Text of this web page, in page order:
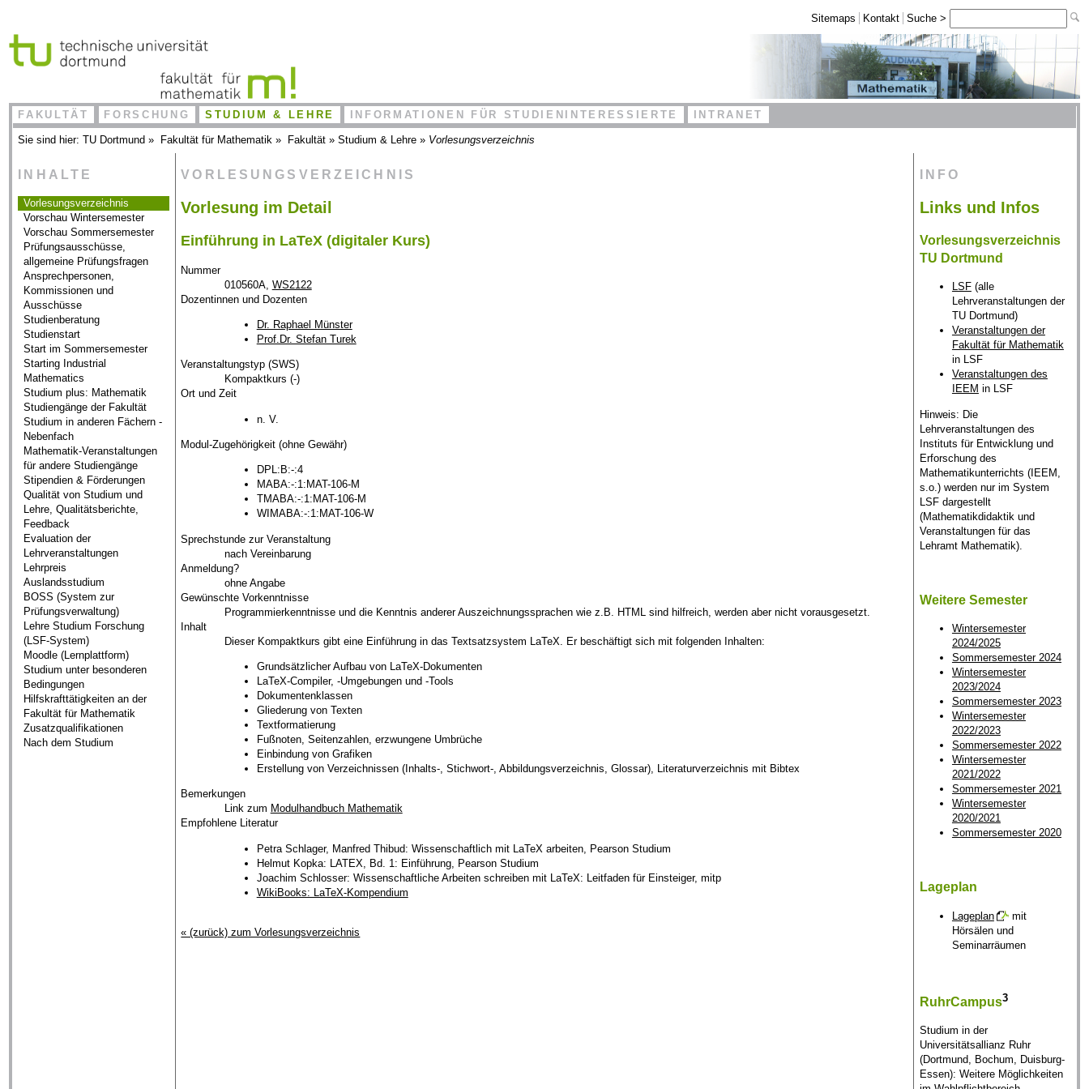
Sitemaps Kontakt Suche >
FAKULTÄT FORSCHUNG STUDIUM & LEHRE INFORMATIONEN FÜR STUDIENINTERESSIERTE INTRANET
Sie sind hier:TU Dortmund » Fakultät für Mathematik » Fakultät »Studium & Lehre » Vorlesungsverzeichnis
INHALTE
Vorlesungsverzeichnis
Vorschau Wintersemester
Vorschau Sommersemester
Prüfungsausschüsse,
allgemeine Prüfungsfragen
Ansprechpersonen,
Kommissionen und
Ausschüsse
Studienberatung
Studienstart
Start im Sommersemester
Starting Industrial
Mathematics
Studium plus: Mathematik
Studiengänge der Fakultät
Studium in anderen Fächern -
Nebenfach
Mathematik-Veranstaltungen
für andere Studiengänge
Stipendien & Förderungen
Qualität von Studium und
Lehre, Qualitätsberichte,
Feedback
Evaluation der
Lehrveranstaltungen
Lehrpreis
Auslandsstudium
BOSS (System zur
Prüfungsverwaltung)
Lehre Studium Forschung
(LSF-System)
Moodle (Lernplattform)
Studium unter besonderen
Bedingungen
Hilfskrafttätigkeiten an der
Fakultät für Mathematik
Zusatzqualifikationen
Nach dem Studium
VORLESUNGSVERZEICHNIS
Vorlesung im Detail
Einführung in LaTeX (digitaler Kurs)
Nummer
010560A, WS2122
Dozentinnen und Dozenten
Dr. Raphael Münster
Prof.Dr. Stefan Turek
Veranstaltungstyp (SWS)
Kompaktkurs (-)
Ort und Zeit
n. V.
Modul-Zugehörigkeit (ohne Gewähr)
DPL:B:-:4
MABA:-:1:MAT-106-M
TMABA:-:1:MAT-106-M
WIMABA:-:1:MAT-106-W
Sprechstunde zur Veranstaltung
nach Vereinbarung
Anmeldung?
ohne Angabe
Gewünschte Vorkenntnisse
Programmierkenntnisse und die Kenntnis anderer Auszeichnungssprachen wie z.B. HTML sind hilfreich, werden aber nicht vorausgesetzt.
Inhalt
Dieser Kompaktkurs gibt eine Einführung in das Textsatzsystem LaTeX. Er beschäftigt sich mit folgenden Inhalten:
Grundsätzlicher Aufbau von LaTeX-Dokumenten
LaTeX-Compiler, -Umgebungen und -Tools
Dokumentenklassen
Gliederung von Texten
Textformatierung
Fußnoten, Seitenzahlen, erzwungene Umbrüche
Einbindung von Grafiken
Erstellung von Verzeichnissen (Inhalts-, Stichwort-, Abbildungsverzeichnis, Glossar), Literaturverzeichnis mit Bibtex
Bemerkungen
Link zum Modulhandbuch Mathematik
Empfohlene Literatur
Petra Schlager, Manfred Thibud: Wissenschaftlich mit LaTeX arbeiten, Pearson Studium
Helmut Kopka: LATEX, Bd. 1: Einführung, Pearson Studium
Joachim Schlosser: Wissenschaftliche Arbeiten schreiben mit LaTeX: Leitfaden für Einsteiger, mitp
WikiBooks: LaTeX-Kompendium
« (zurück) zum Vorlesungsverzeichnis
INFO
Links und Infos
Vorlesungsverzeichnis
TU Dortmund
LSF(alle
Lehrveranstaltungen der
TU Dortmund)
Veranstaltungen der
Fakultät für Mathematik
in LSF
Veranstaltungen des
IEEM in LSF
Hinweis: Die
Lehrveranstaltungen des
Instituts für Entwicklung und
Erforschung des
Mathematikunterrichts (IEEM,
s.o.) werden nur im System
LSF dargestellt
(Mathematikdidaktik und
Veranstaltungen für das
Lehramt Mathematik).
Weitere Semester
Wintersemester
2024/2025
Sommersemester 2024
Wintersemester
2023/2024
Sommersemester 2023
Wintersemester
2022/2023
Sommersemester 2022
Wintersemester
2021/2022
Sommersemester 2021
Wintersemester
2020/2021
Sommersemester 2020
Lageplan
Lageplan
mit
Hörsälen und
Seminarräumen
RuhrCampus3
Studium in der
Universitätsallianz Ruhr
(Dortmund, Bochum, Duisburg-
Essen): Weitere Möglichkeiten